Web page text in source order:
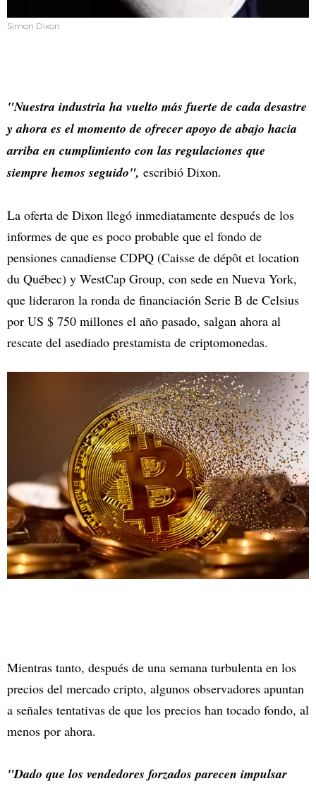
Simon Dixon
"Nuestra industria ha vuelto más fuerte de cada desastre
y ahora es el momento de ofrecer apoyo de abajo hacia
arriba en cumplimiento con las regulaciones que
siempre hemos seguido", escribió Dixon.
La oferta de Dixon llegó inmediatamente después de los
informes de que es poco probable que el fondo de
pensiones canadiense CDPQ (Caisse de dépôt et location
du Québec) y WestCap Group, con sede en Nueva York,
que lideraron la ronda de financiación Serie B de Celsius
por US $ 750 millones el año pasado, salgan ahora al
rescate del asediado prestamista de criptomonedas.
Mientras tanto, después de una semana turbulenta en los
precios del mercado cripto, algunos observadores apuntan
a señales tentativas de que los precios han tocado fondo, al
menos por ahora.
"Dado que los vendedores forzados parecen impulsar